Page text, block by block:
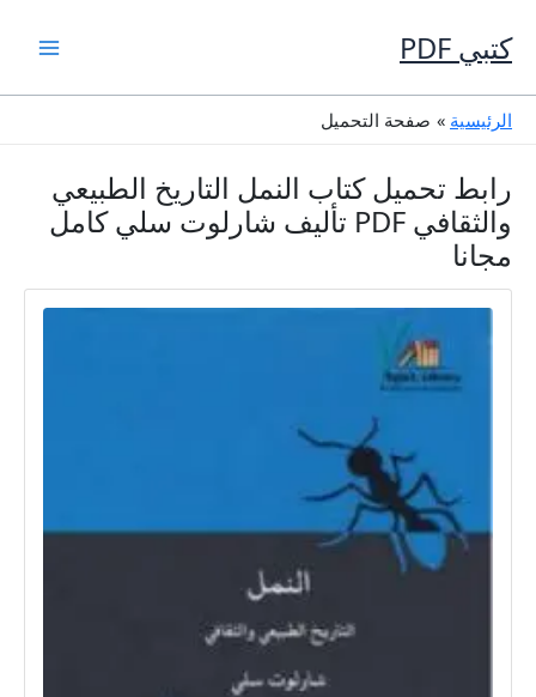
إلى
المحتوى
كتبي PDF
الرئيسية صفحة التحميل
رابط تحميل كتاب النمل التاريخ الطبيعي
والثقافي PDF تأليف شارلوت سلي كامل
مجانا